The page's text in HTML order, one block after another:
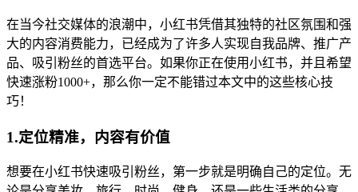
在当今社交媒体的浪潮中，小红书凭借其独特的社区氛围和强
大的内容消费能力，已经成为了许多人实现自我品牌、推广产
品、吸引粉丝的首选平台。如果你正在使用小红书，并且希望
快速涨粉1000+，那么你一定不能错过本文中的这些核心技
巧！
1.定位精准，内容有价值
想要在小红书快速吸引粉丝，第一步就是明确自己的定位。无